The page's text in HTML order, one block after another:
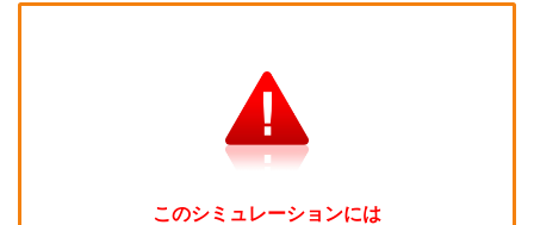
このシミュレーションには